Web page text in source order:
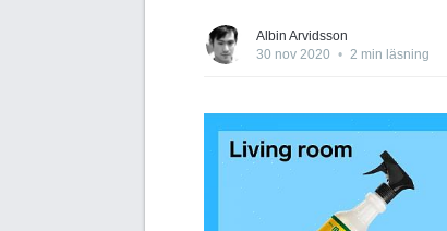
Albin Arvidsson
30 nov 2020 • 2 min läsning